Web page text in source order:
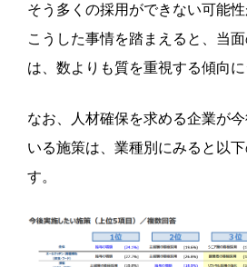
そう多くの採用ができない可能性
こうした事情を踏まえると、当
は、数よりも質を重視する傾向に
なお、人材確保を求める企業が
いる施策は、業種別にみると以
す。